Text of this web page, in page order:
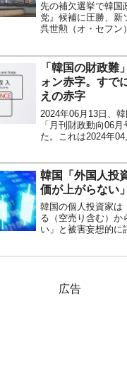
先の補欠選挙で韓国
党』候補に圧勝、新
呉世勲（オ・セフン
淳（パク・ウォンス
いた事業について
す。先にご紹介し
民の家の空きスペ
「韓国の財政難
ォン赤字。すで
えの赤字
2024年06月13日、
「月刊財政動向06
た。これは2024年04
府の財政についての
Money1でもご紹介
政府は非常な財政難
由は2つ。...
韓国「外国人投
価が上がらない
韓国の個人投資家は
る（空売り含む）か
い」と被害妄想的に
す。このような不満
なって金融当局を
広告